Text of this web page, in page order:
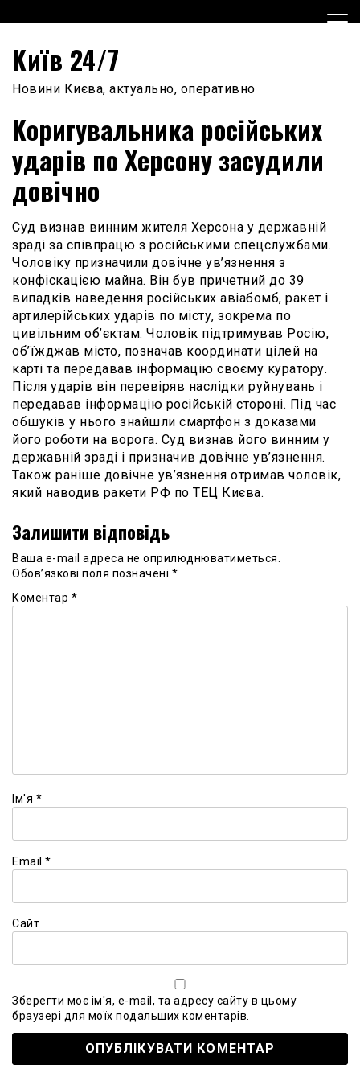
to
Київ 24/7
Новини Києва, актуально, оперативно
Коригувальника російських
ударів по Херсону засудили
довічно
Суд визнав винним жителя Херсона у державній
зраді за співпрацю з російськими спецслужбами.
Чоловіку призначили довічне ув’язнення з
конфіскацією майна. Він був причетний до 39
випадків наведення російських авіабомб, ракет і
артилерійських ударів по місту, зокрема по
цивільним об’єктам. Чоловік підтримував Росію,
об’їжджав місто, позначав координати цілей на
карті та передавав інформацію своєму куратору.
Після ударів він перевіряв наслідки руйнувань і
передавав інформацію російській стороні. Під час
обшуків у нього знайшли смартфон з доказами
його роботи на ворога. Суд визнав його винним у
державній зраді і призначив довічне ув’язнення.
Також раніше довічне ув’язнення отримав чоловік,
який наводив ракети РФ по ТЕЦ Києва.
Залишити відповідь
Ваша e-mail адреса не оприлюднюватиметься.
Обов’язкові поля позначені *
Коментар *
Ім'я *
Email *
Сайт
Зберегти моє ім'я, e-mail, та адресу сайту в цьому
браузері для моїх подальших коментарів.